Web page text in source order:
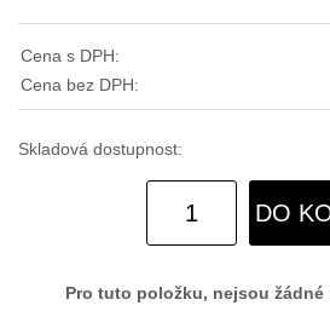
Cena s DPH:
Cena bez DPH:
Skladová dostupnost:
DO
Pro tuto položku, nejsou žádné